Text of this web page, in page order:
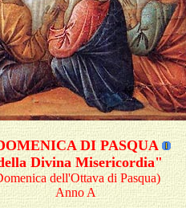
DI PASQUA
Divina Misericordia"
dell'Ottava di Pasqua)
Anno A